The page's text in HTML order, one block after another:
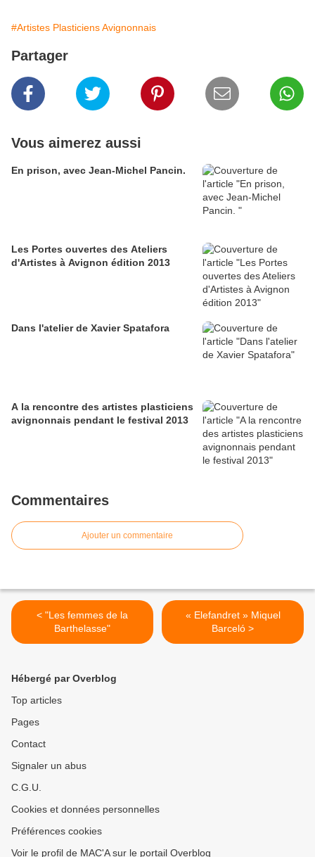
#Artistes Plasticiens Avignonnais
Partager
Vous aimerez aussi
En prison, avec Jean-Michel Pancin.
Les Portes ouvertes des Ateliers
d'Artistes à Avignon édition 2013
Dans l'atelier de Xavier Spatafora
A la rencontre des artistes plasticiens
avignonnais pendant le festival 2013
Commentaires
Ajouter un commentaire
< "Les femmes de la
Barthelasse"
« Elefandret » Miquel
Barceló >
Hébergé par Overblog
Top articles
Pages
Contact
Signaler un abus
C.G.U.
Cookies et données personnelles
Préférences cookies
Voir le profil de MAC'A sur le portail Overblog